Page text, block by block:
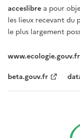
acceslibre a pour
les lieux recevant du
le plus largement
www.ecologie.gouv.fr
beta.gouv.fr